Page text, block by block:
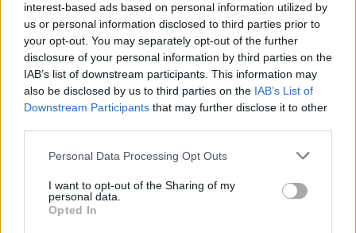
interest-based ads based on personal information utilized by
us or personal information disclosed to third parties prior to
your opt-out. You may separately opt-out of the further
disclosure of your personal information by third parties on the
IAB’s list of downstream participants. This information may
also be disclosed by us to third parties on the IAB’s List of
Downstream Participants that may further disclose it to other
Please note that this website/app uses one or more Google
not limited to your visit or usage behaviour. You may click to
grant or deny consent to Google and its third-party tags to
use your data for below specified purposes in below Google
Personal Data Processing Opt Outs
I want to opt-out of the Sharing of my
personal data.
Opted In
Áttekintik a monzai esetet, és ha úgy érzik szükségesnek, akkor
módosítanak a versenyzési elveiken – de egyelőre úgy érzik, az
olaszországi helycserével jól döntöttek.
részletek